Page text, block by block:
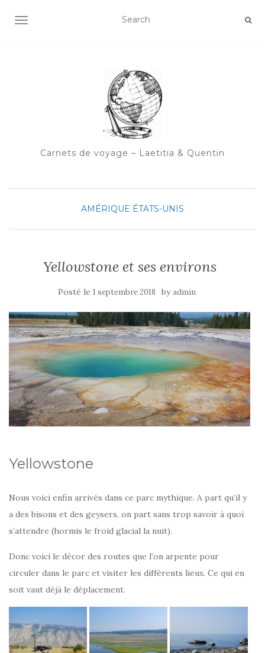
OUVRIR/FERMER LA NAVIGATION
Carnets de voyage – Laetitia & Quentin
AMÉRIQUE ÉTATS-UNIS
Yellowstone et ses environs
Posté le 1 septembre 2018 byadmin
Yellowstone
Nous voici enfin arrivés dans ce parc mythique. A part qu’il y
a des bisons et des geysers, on part sans trop savoir à quoi
s’attendre (hormis le froid glacial la nuit).
Donc voici le décor des routes que l’on arpente pour
circuler dans le parc et visiter les différents lieux. Ce qui en
soit vaut déjà le déplacement.